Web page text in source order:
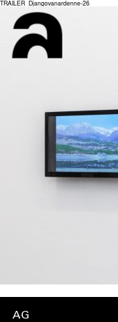
TRAILER_Djangovanardenne-26
AG